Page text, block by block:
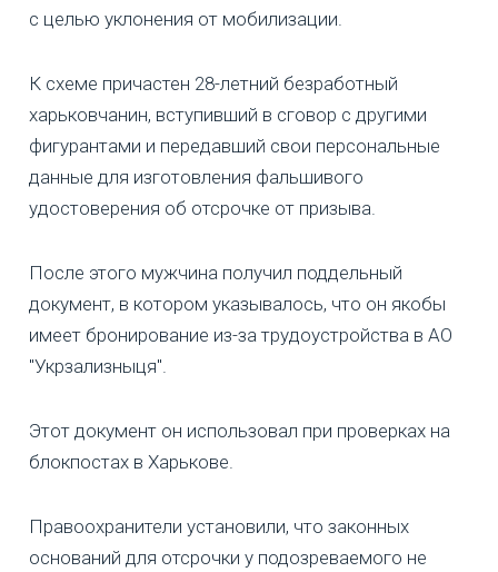
с целью уклонения от мобилизации.
К схеме причастен 28-летний безработный
харьковчанин, вступивший в сговор с другими
фигурантами и передавший свои персональные
данные для изготовления фальшивого
удостоверения об отсрочке от призыва.
После этого мужчина получил поддельный
документ, в котором указывалось, что он якобы
имеет бронирование из-за трудоустройства в АО
"Укрзализныця".
Этот документ он использовал при проверках на
блокпостах в Харькове.
Правоохранители установили, что законных
оснований для отсрочки у подозреваемого не